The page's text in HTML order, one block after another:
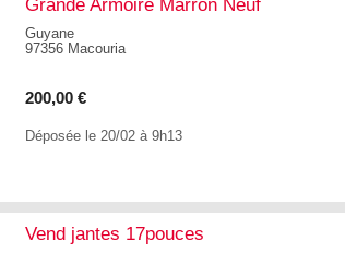
Grande Armoire Marron Neuf
Guyane
97356 Macouria
200,00 €
Déposée le 20/02 à 9h13
Vend jantes 17pouces